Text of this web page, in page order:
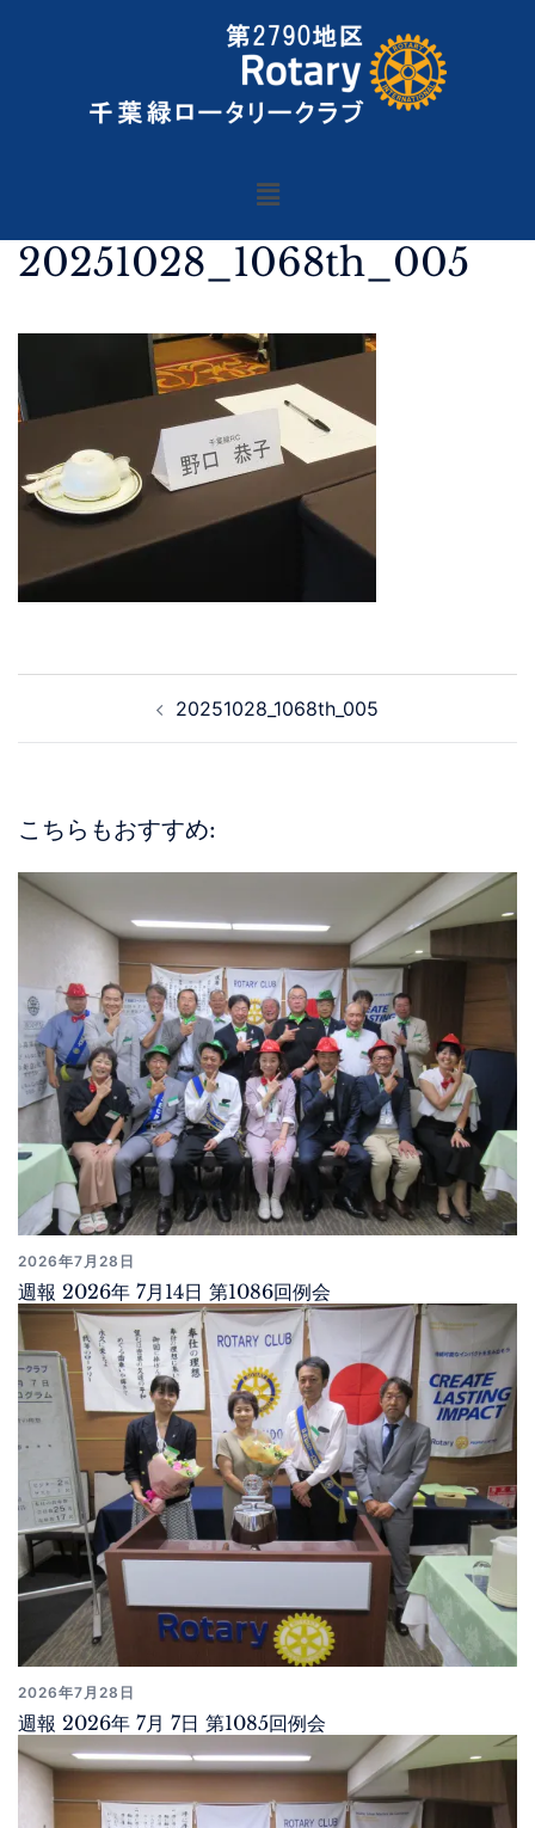
20251028_1068th_005
20251028_1068th_005
こちらもおすすめ:
2026年7月28日
週報 2026年 7月14日 第1086回例会
2026年7月28日
週報 2026年 7月 7日 第1085回例会